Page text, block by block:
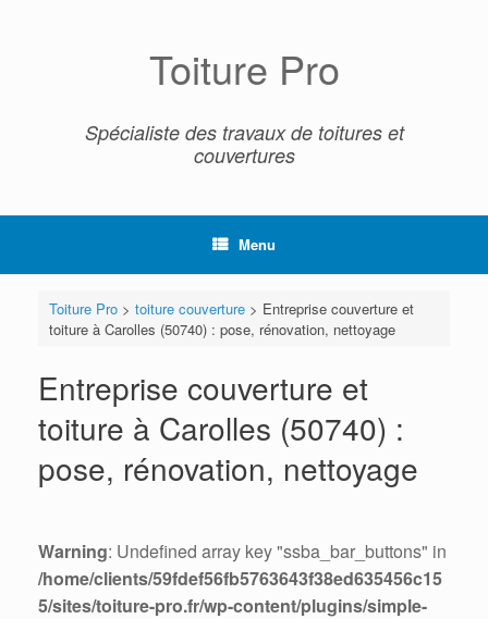
Toiture Pro
Spécialiste des travaux de toitures et
couvertures
Menu
Toiture Pro> toiture couverture> Entreprise couverture et
toiture à Carolles (50740) : pose, rénovation, nettoyage
Entreprise couverture et
toiture à Carolles (50740) :
pose, rénovation, nettoyage
Warning: Undefined array key "ssba_bar_buttons" in
/home/clients/59fdef56fb5763643f38ed635456c15
5/sites/toiture-pro.fr/wp-content/plugins/simple-